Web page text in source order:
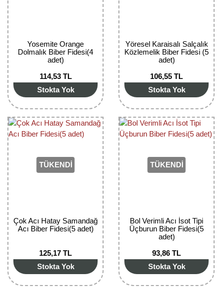
Yosemite Orange
Dolmalık Biber Fidesi(4
adet)
114,53 TL
Stokta Yok
Yöresel Karaisalı Salçalık
Közlemelik Biber Fidesi (5
adet)
106,55 TL
Stokta Yok
TÜKENDİ
Çok Acı Hatay Samandağ
Acı Biber Fidesi(5 adet)
125,17 TL
Stokta Yok
TÜKENDİ
Bol Verimli Acı İsot Tipi
Üçburun Biber Fidesi(5
adet)
93,86 TL
Stokta Yok
Kuşburnu Fidanı
Liçi Fidanı
Longan Fidanı
Malta Eriği Fidanı
Mango Fidanı
Melez Meyveler
Muz Fidanı
Nar Fidanı
Narenciye Fidanları